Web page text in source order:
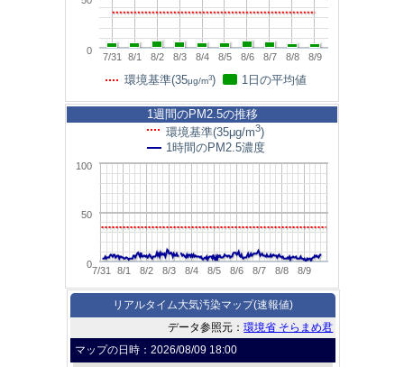
7/31 8/1 8/2 8/3 8/4 8/5 8/6 8/7 8/8 8/9
0
環境基準(35μg/m3) 1日の平均値
7/31 8/1 8/2 8/3 8/4 8/5 8/6 8/7 8/8 8/9
0
50
100
1週間のPM2.5の推移
環境基準(35μg/m3)
1時間のPM2.5濃度
リアルタイム大気汚染マップ(速報値)
データ参照元：環境省 そらまめ君
マップの日時：2026/08/09 18:00